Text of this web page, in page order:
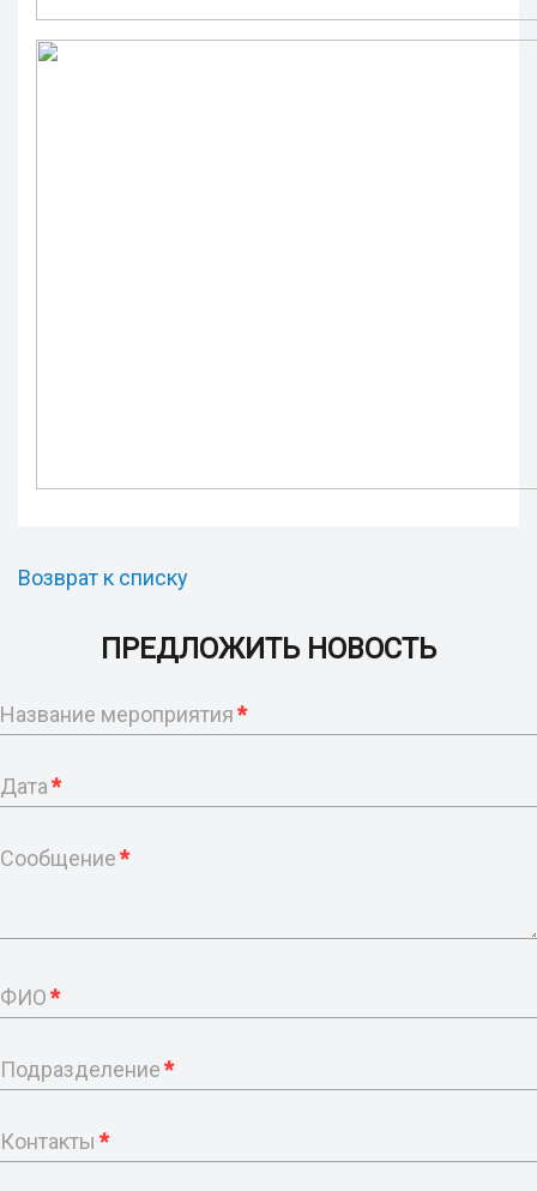
Возврат к списку
ПРЕДЛОЖИТЬ НОВОСТЬ
Название мероприятия*
Дата*
Сообщение*
ФИО*
Подразделение*
Контакты *